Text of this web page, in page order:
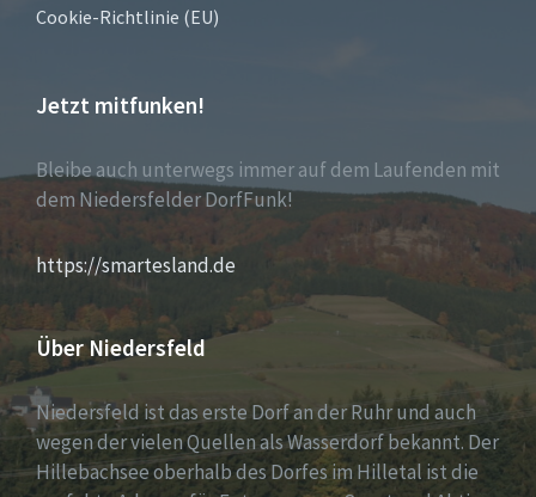
Cookie-Richtlinie (EU)
Jetzt mitfunken!
Bleibe auch unterwegs immer auf dem Laufenden mit
dem Niedersfelder DorfFunk!
https://smartesland.de
Über Niedersfeld
Niedersfeld ist das erste Dorf an der Ruhr und auch
wegen der vielen Quellen als Wasserdorf bekannt. Der
Hillebachsee oberhalb des Dorfes im Hilletal ist die